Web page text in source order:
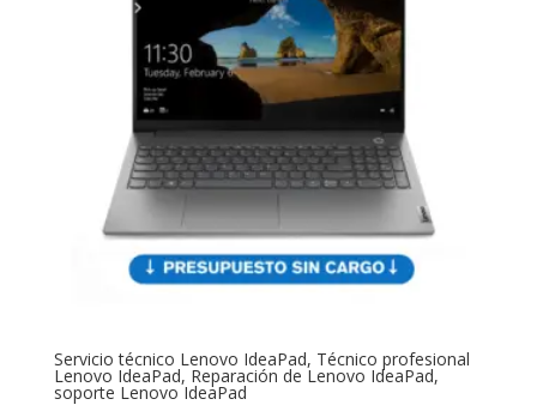
Servicio técnico Lenovo IdeaPad, Técnico profesional
Lenovo IdeaPad, Reparación de Lenovo IdeaPad,
soporte Lenovo IdeaPad